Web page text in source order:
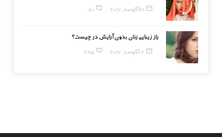
21 آگوست, 2017 80
راز زیبایی زنان بدون آرایش در چیست؟
12 آگوست, 2017 285